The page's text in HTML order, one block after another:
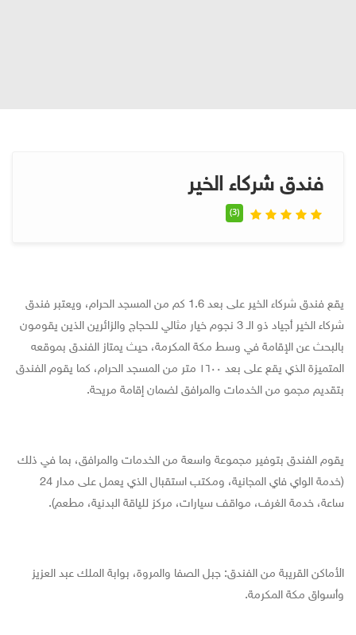
فندق شركاء الخير
(3)
يقع فندق شركاء الخير على بعد 1.6 كم من المسجد الحرام، ويعتبر فندق
شركاء الخير أجياد ذو الـ 3 نجوم خيار مثالي للحجاج والزائرين الذين يقومون
بالبحث عن الإقامة في وسط مكة المكرمة، حيث يمتاز الفندق بموقعه
المتميزة الذي يقع على بعد ١٦٠٠ متر من المسجد الحرام، كما يقوم الفندق
بتقديم مجمو من الخدمات والمرافق لضمان إقامة مريحة.
يقوم الفندق بتوفير مجموعة واسعة من الخدمات والمرافق، بما في ذلك
(خدمة الواي فاي المجانية، ومكتب استقبال الذي يعمل على مدار 24
ساعة، خدمة الغرف، مواقف سيارات، مركز للياقة البدنية، مطعم).
الأماكن القريبة من الفندق: جبل الصفا والمروة، بوابة الملك عبد العزيز
وأسواق مكة المكرمة.